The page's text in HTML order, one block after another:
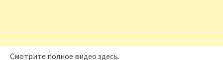
Смотрите полное видео здесь.